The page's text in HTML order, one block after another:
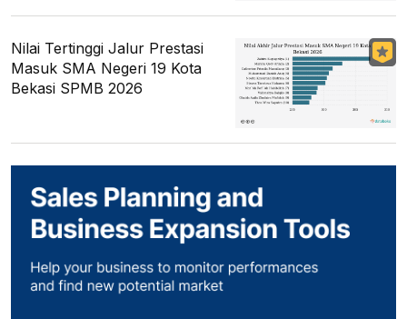
Nilai Tertinggi Jalur Prestasi
Masuk SMA Negeri 19 Kota
Bekasi SPMB 2026